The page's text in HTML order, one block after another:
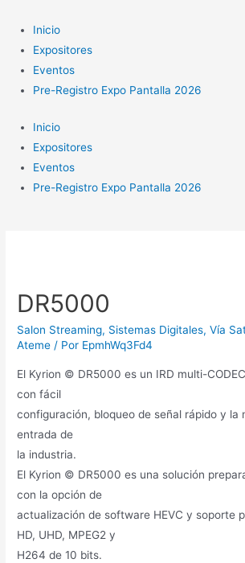
contenido
Inicio
Expositores
Eventos
Pre-Registro Expo Pantalla 2026
Inicio
Expositores
Eventos
Pre-Registro Expo Pantalla 2026
DR5000
Salon Streaming, Sistemas Digitales,Vía
Ateme / Por EpmhWq3Fd4
El Kyrion © DR5000 es un IRD multi-
con fácil
configuración, bloqueo de señal rápido y la
entrada de
la industria.
El Kyrion © DR5000 es una solución
con la opción de
actualización de software HEVC y soporte
HD, UHD, MPEG2 y
H264 de 10 bits.